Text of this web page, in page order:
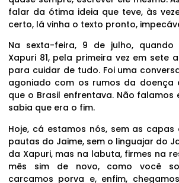
falar da ótima ideia que teve, às
certo, lá vinha o texto pronto,
Na sexta-feira, 9 de julho, quando
Xapuri 81, pela primeira vez em sete
para cuidar de tudo. Foi uma
agoniado com os rumos da doença
que o Brasil enfrentava. Não falamos
sabia que era o fim.
Hoje, cá estamos nós, sem as capas
pautas do Jaime, sem o linguajar do
da Xapuri, mas na labuta, firmes na
mês sim de novo, como você
carcamos porva e, enfim,